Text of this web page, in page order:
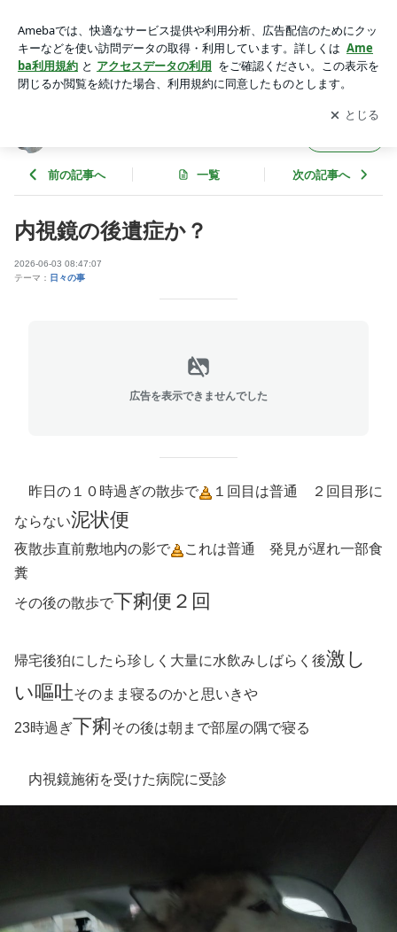
アプリをダウンロードして ブログの更新通知
を受け取りまし
ょう。
開く
前の記事へ 一覧 次の記事へ
内視鏡の後遺症か？
2026-06-03 08:47:07
テーマ： 日々の事
広告を表示できませんでした
昨日の１０時過ぎの散歩で
１回目は普通 ２回目形に
ならない泥状便
夜散歩直前敷地内の影で
これは普通 発見が遅れ一部食
糞
その後の散歩で下痢便２回
帰宅後狛にしたら珍しく大量に水飲みしばらく後激し
い嘔吐そのまま寝るのかと思いきや
23時過ぎ下痢その後は朝まで部屋の隅で寝る
内視鏡施術を受けた病院に受診